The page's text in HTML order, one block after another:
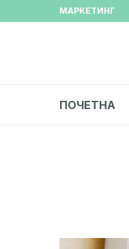
МАРКЕТИНГ
ПОЧЕТНА